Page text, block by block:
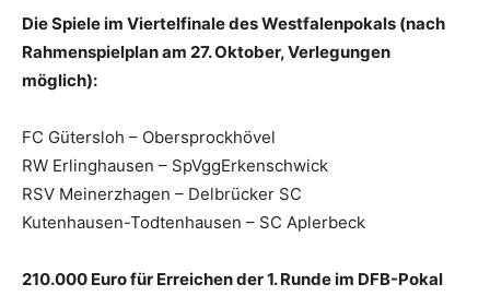
Die Spiele im Viertelfinale des Westfalenpokals (nach
Rahmenspielplan am 27. Oktober, Verlegungen
möglich):
FC Gütersloh – Obersprockhövel
RW Erlinghausen – SpVggErkenschwick
RSV Meinerzhagen – Delbrücker SC
Kutenhausen-Todtenhausen – SC Aplerbeck
210.000 Euro für Erreichen der 1. Runde im DFB-Pokal